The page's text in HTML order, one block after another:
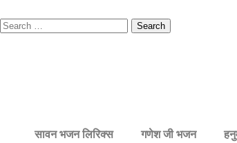
सावन भजन लिरिक्स गणेश जी भजन